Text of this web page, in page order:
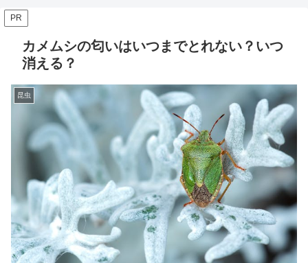
PR
カメムシの匂いはいつまでとれない？いつ
消える？
昆虫